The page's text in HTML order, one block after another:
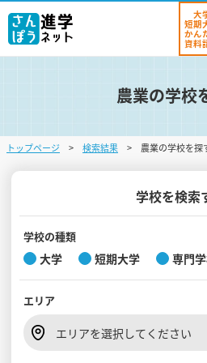
ログイン
・登録
学校を探す
オープンキャンパスを
入試・受験入門
大
短期
かん
資料
農業の学校
トップページ 検索結果 農業の学校を探
学校を検索
学校の種類
大学 短期大学 専門
エリア
エリアを選択してください